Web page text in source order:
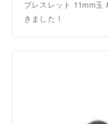
ブレスレット 11mm玉
きました！